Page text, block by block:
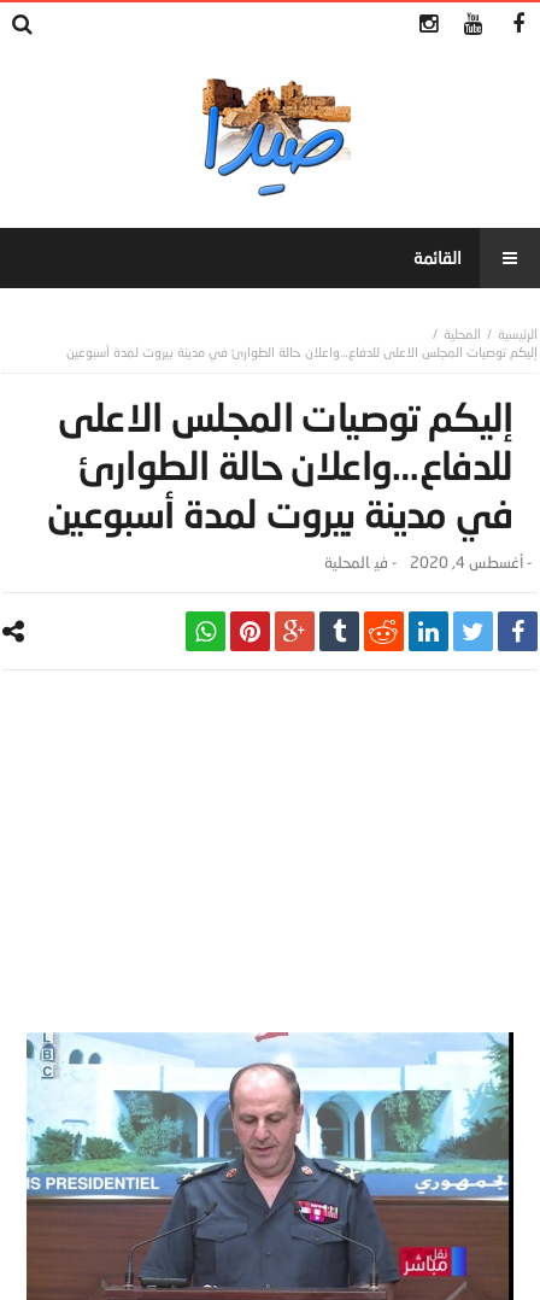
المحلية
إليكم توصيات المجلس الاعلى للدفاع…واعلان حالة الطوارئ في مدينة بيروت لمدة أسبوعين
إليكم توصيات المجلس الاعلى
للدفاع…واعلان حالة الطوارئ
في مدينة بيروت لمدة أسبوعين
-أغسطس 4, 2020 - ‎في المحلية